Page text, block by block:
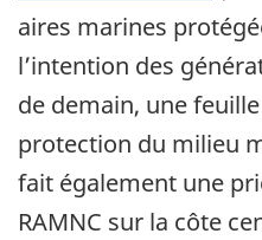
aires marines
l’intention des
de demain, une
protection du milieu
fait également une
RAMNC sur la côte